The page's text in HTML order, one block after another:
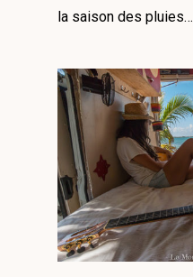
la saison des pluies…